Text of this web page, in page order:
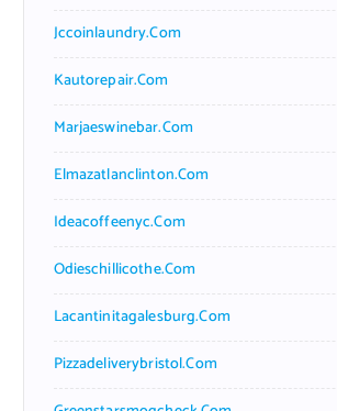
Jccoinlaundry.com
Kautorepair.com
Marjaeswinebar.com
Elmazatlanclinton.com
Ideacoffeenyc.com
Odieschillicothe.com
Lacantinitagalesburg.com
Pizzadeliverybristol.com